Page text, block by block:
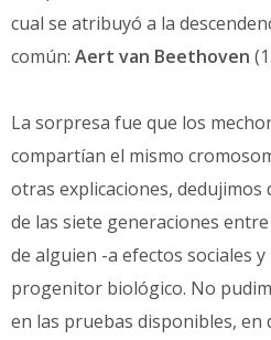
cual se atribuyó a la
común: Aert van Beethoven
La sorpresa fue que los
compartían el mismo
otras explicaciones,
de las siete generaciones
de alguien -a efectos sociales
progenitor biológico. No
en las pruebas disponibles,